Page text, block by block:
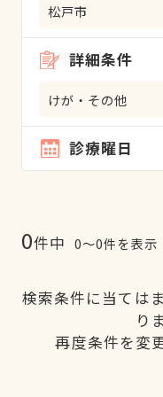
松戸市
詳細条件
けが・その他
診療曜日
0件中 0〜0件を表示
検索条件に当ては
り
再度条件を変